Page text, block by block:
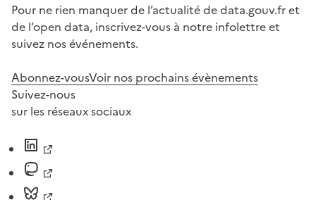
Pour ne rien manquer de l’actualité de data.gouv.fr et
de l’open data, inscrivez-vous à notre infolettre et
suivez nos événements.
Abonnez-vousVoir nos prochains évènements
Suivez-nous
sur les réseaux sociaux